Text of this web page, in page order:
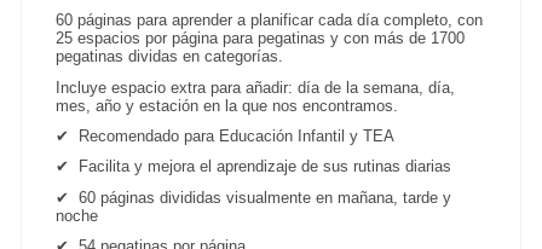
60 páginas para aprender a planificar cada día completo, con
25 espacios por página para pegatinas y con más de 1700
pegatinas dividas en categorías.
Incluye espacio extra para añadir: día de la semana, día,
mes, año y estación en la que nos encontramos.
✔
Recomendado para Educación Infantil y TEA
✔
Facilita y mejora el aprendizaje de sus rutinas diarias
✔
60 páginas divididas visualmente en mañana, tarde y
noche